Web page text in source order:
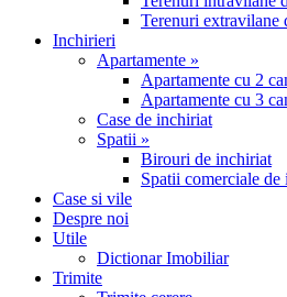
Terenuri extravilane
Inchirieri
Apartamente »
Apartamente cu 2
Apartamente cu 3
Case de inchiriat
Spatii »
Birouri de inchiriat
Spatii comerciale de
Case si vile
Despre noi
Utile
Dictionar Imobiliar
Trimite